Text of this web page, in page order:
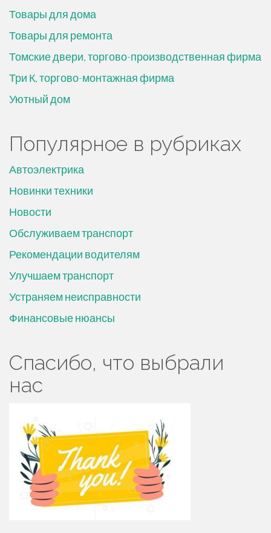
Товары для дома
Товары для ремонта
Томские двери, торгово-производственная фирма
Три К, торгово-монтажная фирма
Уютный дом
Популярное в рубриках
Автоэлектрика
Новинки техники
Новости
Обслуживаем транспорт
Рекомендации водителям
Улучшаем транспорт
Устраняем неисправности
Финансовые нюансы
Спасибо, что выбрали
нас